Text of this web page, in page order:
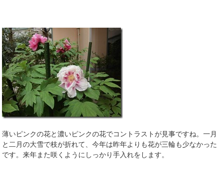
薄いピンクの花と濃いピンクの花でコントラストが見事ですね。一月
と二月の大雪で枝が折れて、今年は昨年よりも花が三輪も少なかった
です。来年また咲くようにしっかり手入れをします。